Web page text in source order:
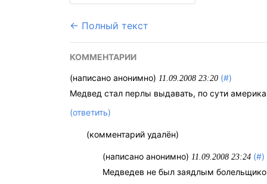
← Полный текст
КОММЕНТАРИИ
(написано анонимно) 11.09.2008 23:20 (#)
Медвед стал перлы выдавать, по сути
(ответить)
(комментарий удалён)
(написано анонимно) 11.09.2008 23:24 (#)
Медведев не был заядлым